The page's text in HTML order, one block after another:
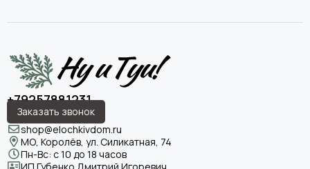
+79257881231
Заказать звонок
shop@elochkivdom.ru
МО, Королёв, ул. Силикатная, 74
Пн-Вс: с 10 до 18 часов